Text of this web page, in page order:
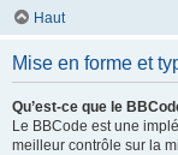
Haut
Mise en forme et
Qu’est-ce que le
Le BBCode est une
meilleur contrôle sur la